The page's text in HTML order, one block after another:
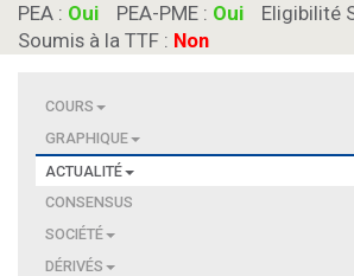
PEA : Oui PEA-PME : Oui Eligibilité
Soumis à la TTF : Non
COURS
GRAPHIQUE
ACTUALITÉ
CONSENSUS
SOCIÉTÉ
DÉRIVÉS